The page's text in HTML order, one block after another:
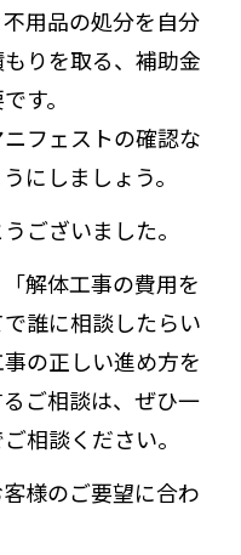
用品の処分を自分
りを取る、補助金
す。
フェストの確認な
にしましょう。
ございました。
解体工事の費用を
誰に相談したらい
の正しい進め方を
ご相談は、ぜひ一
相談ください。
様のご要望に合わ